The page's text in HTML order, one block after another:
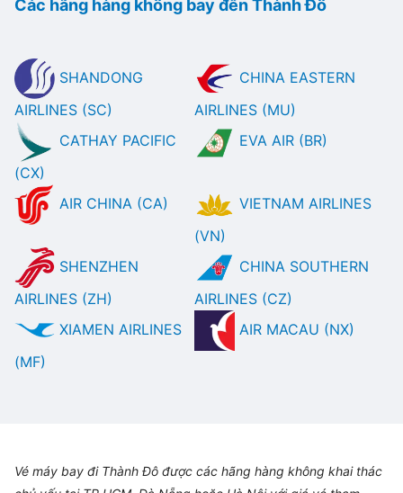
Các hãng hàng không bay đến Thành Đô
SHANDONG
AIRLINES (SC)
CHINA EASTERN
AIRLINES (MU)
CATHAY PACIFIC
(CX)
EVA AIR (BR)
AIR CHINA (CA)
VIETNAM AIRLINES
(VN)
SHENZHEN
AIRLINES (ZH)
CHINA SOUTHERN
AIRLINES (CZ)
XIAMEN AIRLINES
(MF)
AIR MACAU (NX)
Vé máy bay đi Thành Đô được các hãng hàng không khai thác